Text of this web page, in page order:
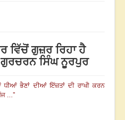
online
ਵਿੱਚੋਂ ਗੁਜ਼ਰ ਰਿਹਾ ਹੈ
ਸਿੰਘ ਨੂਰਪੁਰ
ਭੈਣਾਂ ਦੀਆਂ ਇੱਜ਼ਤਾਂ ਦੀ ਰਾਖੀ ਕਰਨ
...”